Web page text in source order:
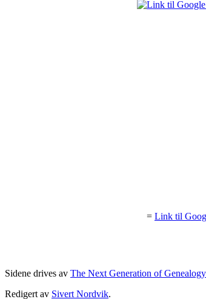
= Link til
Sidene drives av The Next Generation of
Redigert av Sivert Nordvik.